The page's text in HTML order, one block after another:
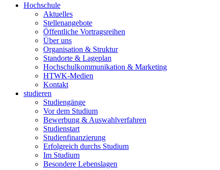
Hochschule
Aktuelles
Stellenangebote
Öffentliche Vortragsreihen
Über uns
Organisation & Struktur
Standorte & Lageplan
Hochschulkommunikation & Marketing
HTWK-Medien
Kontakt
studieren
Studiengänge
Vor dem Studium
Bewerbung & Auswahlverfahren
Studienstart
Studienfinanzierung
Erfolgreich durchs Studium
Im Studium
Besondere Lebenslagen